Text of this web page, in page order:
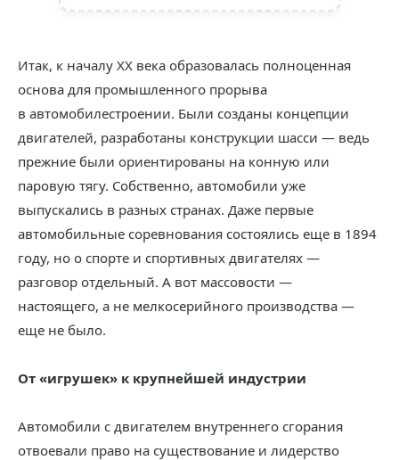
Итак, к началу XX века образовалась полноценная
основа для промышленного прорыва
в автомобилестроении. Были созданы концепции
двигателей, разработаны конструкции шасси — ведь
прежние были ориентированы на конную или
паровую тягу. Собственно, автомобили уже
выпускались в разных странах. Даже первые
автомобильные соревнования состоялись еще в 1894
году, но о спорте и спортивных двигателях —
разговор отдельный. А вот массовости —
настоящего, а не мелкосерийного производства —
еще не было.
От «игрушек» к крупнейшей индустрии
Автомобили с двигателем внутреннего сгорания
отвоевали право на существование и лидерство